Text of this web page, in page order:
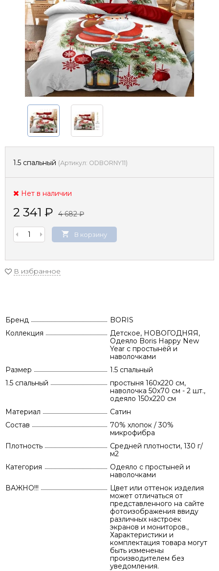
1.5 спальный (Артикул: ODBORNY11)
Нет в наличии
2 341 ₽ 4 682₽
В корзину
В избранное
Бренд
BORIS
Коллекция
Детское, НОВОГОДНЯЯ,
Одеяло Boris Happy New
Year с простынёй и
наволочками
Размер
1.5 спальный
1.5 спальный
простыня 160х220 см,
наволочка 50х70 см - 2 шт.,
одеяло 150х220 см
Материал
Сатин
Состав
70% хлопок / 30%
микрофибра
Плотность
Средней плотности, 130 г/
м2
Категория
Одеяло с простыней и
наволочками
ВАЖНО!!!
Цвет или оттенок изделия
может отличаться от
представленного на сайте
фотоизображения ввиду
различных настроек
экранов и мониторов.,
Характеристики и
комплектация товара могут
быть изменены
производителем без
уведомления.